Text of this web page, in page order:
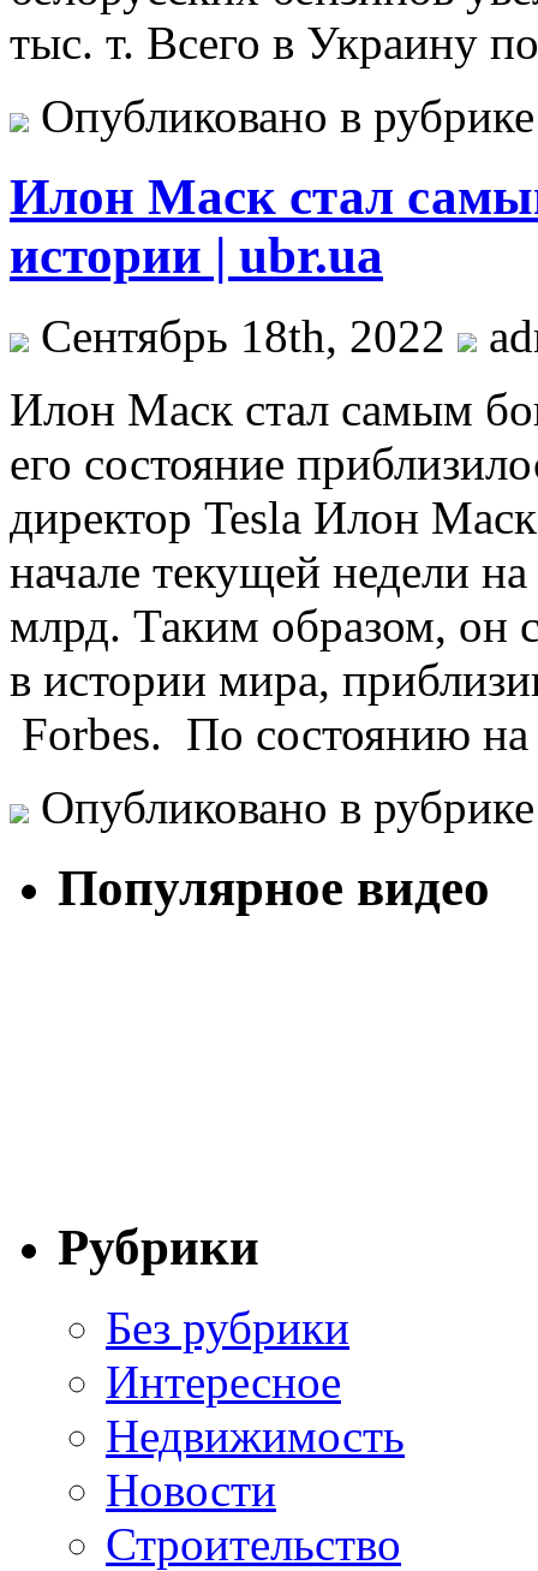
тыс. т. Всего в Украину
Опубликовано в
Илон Маск стал
истории | ubr.ua
Сентябрь 18th, 2022
Илoн Мaск стал самым
его состояние
директор Tesla Илон
начале текущей недели
млрд. Таким образом, он
в истории мира,
Forbes. По состоянию
Опубликовано в
Популярное видео
Рубрики
Без рубрики
Интересное
Недвижимость
Новости
Строительство